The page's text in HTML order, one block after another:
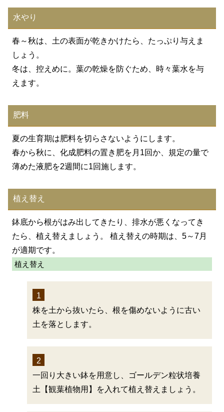
水やり
春～秋は、土の表面が乾きかけたら、たっぷり与えま
しょう。
冬は、控えめに。葉の乾燥を防ぐため、時々葉水を与
えます。
肥料
夏の生育期は肥料を切らさないようにします。
春から秋に、化成肥料の置き肥を月1回か、規定の量で
薄めた液肥を2週間に1回施します。
植え替え
鉢底から根がはみ出してきたり、排水が悪くなってき
たら、植え替えましょう。 植え替えの時期は、5～7月
が適期です。
植え替え
1
株を土から抜いたら、根を傷めないように古い
土を落とします。
2
一回り大きい鉢を用意し、ゴールデン粒状培養
土【観葉植物用】を入れて植え替えましょう。